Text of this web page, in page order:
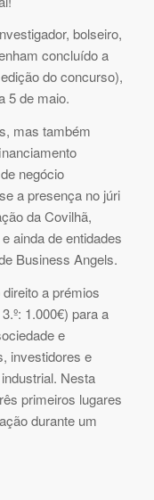
bolseiro,
concluído a
do concurso),
5 de maio.
mas também
negócio
a presença no júri
da Covilhã,
ainda de entidades
Business Angels.
a prémios
1.000€) para a
e
investidores e
Nesta
primeiros lugares
durante um